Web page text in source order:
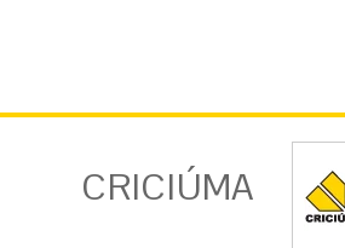
CRICIÚMA